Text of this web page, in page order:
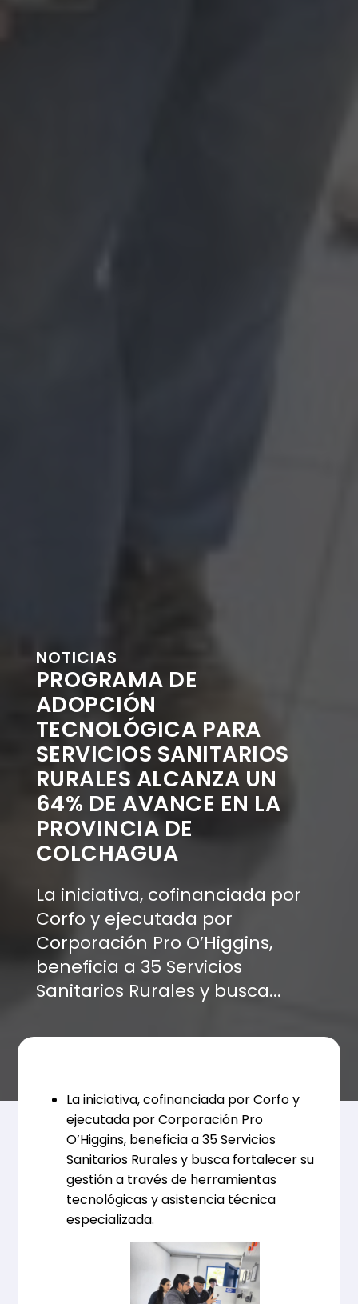
NOTICIAS
PROGRAMA DE
ADOPCIÓN
TECNOLÓGICA PARA
SERVICIOS SANITARIOS
RURALES ALCANZA UN
64% DE AVANCE EN LA
PROVINCIA DE
COLCHAGUA
La iniciativa, cofinanciada por
Corfo y ejecutada por
Corporación Pro O’Higgins,
beneficia a 35 Servicios
Sanitarios Rurales y busca...
La iniciativa, cofinanciada por Corfo y
ejecutada por Corporación Pro
O’Higgins, beneficia a 35 Servicios
Sanitarios Rurales y busca fortalecer su
gestión a través de herramientas
tecnológicas y asistencia técnica
especializada.